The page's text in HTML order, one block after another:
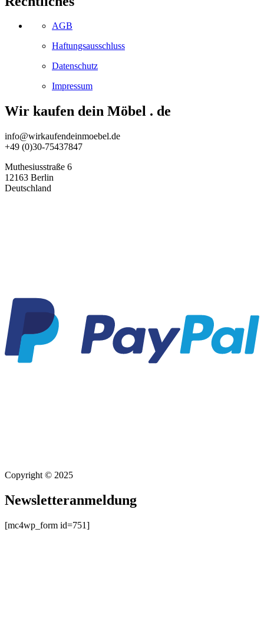
AGB
Haftungsausschluss
Datenschutz
Impressum
Wir kaufen dein Möbel . de
info@wirkaufendeinmoebel.de
+49 (0)30-75437847
Muthesiusstraße 6
12163 Berlin
Deutschland
Copyright © 2025
Newsletteranmeldung
[mc4wp_form id=751]